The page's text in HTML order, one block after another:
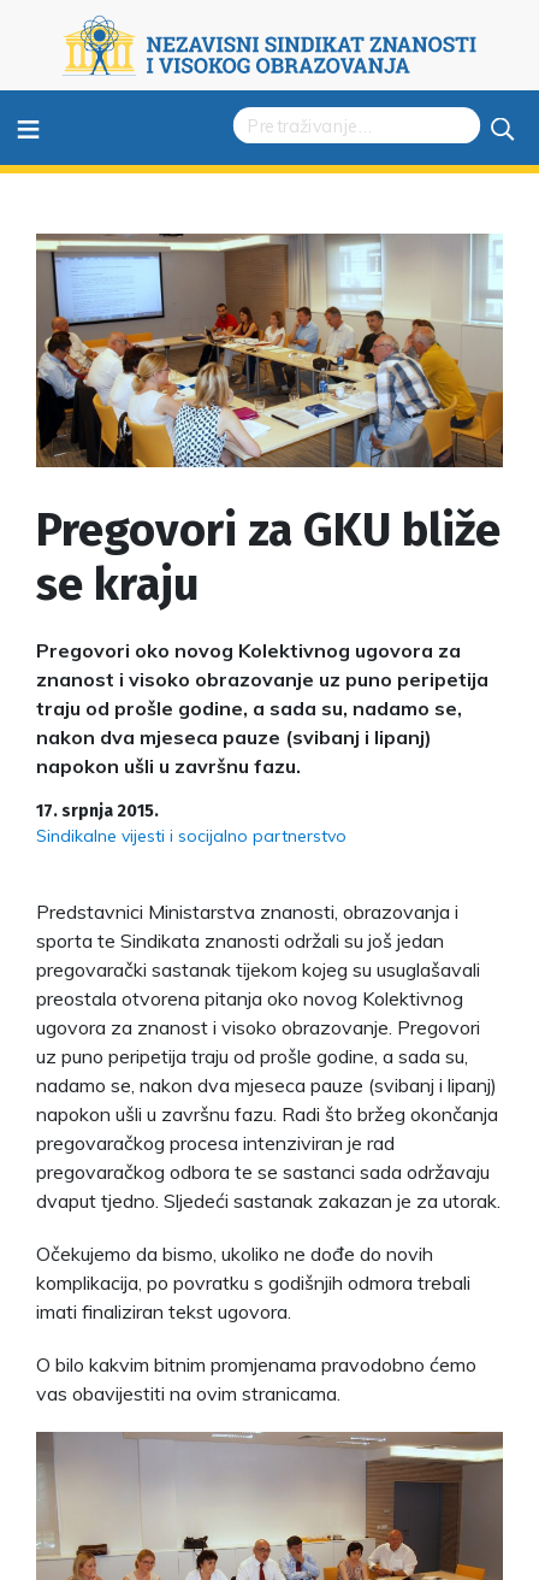
≡
Pregovori za GKU bliže
se kraju
Pregovori oko novog Kolektivnog ugovora za
znanost i visoko obrazovanje uz puno peripetija
traju od prošle godine, a sada su, nadamo se,
nakon dva mjeseca pauze (svibanj i lipanj)
napokon ušli u završnu fazu.
17. srpnja 2015.
Sindikalne vijesti i socijalno partnerstvo
Predstavnici Ministarstva znanosti, obrazovanja i
sporta te Sindikata znanosti održali su još jedan
pregovarački sastanak tijekom kojeg su usuglašavali
preostala otvorena pitanja oko novog Kolektivnog
ugovora za znanost i visoko obrazovanje. Pregovori
uz puno peripetija traju od prošle godine, a sada su,
nadamo se, nakon dva mjeseca pauze (svibanj i lipanj)
napokon ušli u završnu fazu. Radi što bržeg okončanja
pregovaračkog procesa intenziviran je rad
pregovaračkog odbora te se sastanci sada održavaju
dvaput tjedno. Sljedeći sastanak zakazan je za utorak.
Očekujemo da bismo, ukoliko ne dođe do novih
komplikacija, po povratku s godišnjih odmora trebali
imati finaliziran tekst ugovora.
O bilo kakvim bitnim promjenama pravodobno ćemo
vas obavijestiti na ovim stranicama.